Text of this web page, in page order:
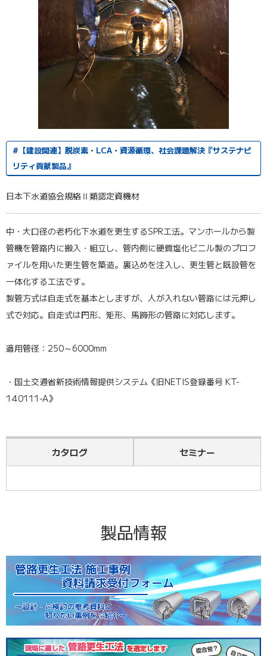
#【建設関連】脱炭素・LCA・資源循環、社会課題解決『サステナビ
リティ貢献製品』
日本下水道協会規格Ⅱ類認定資機材
中・大口径の老朽化下水道を更生するSPR工法。マンホールから製
管機を管路内に搬入・組立し、管内側に硬質塩化ビニル製のプロフ
ァイルを用いた更生管を築造。裏込めを注入し、更生管と既設管を
一体化する工法です。
製管方式は自走式を基本としますが、人が入れない管路には元押し
式で対応。自走式は円形、矩形、馬蹄形の管路に対応します。
適用管径：250～6000mm
・国土交通省新技術情報提供システム《旧NETIS登録番号 KT-
140111-A》
カタログ セミナー
ブックマーク
SPR-SE工法パンフレット
ツールコード：06861 [pdf]（2,532.04 KB）
ダウンロードする
※「ダウンロードする」の上で右クリック⇒「リンクのアドレスをコ
ピー」を選択するとURLをコピーできます。
製品情報